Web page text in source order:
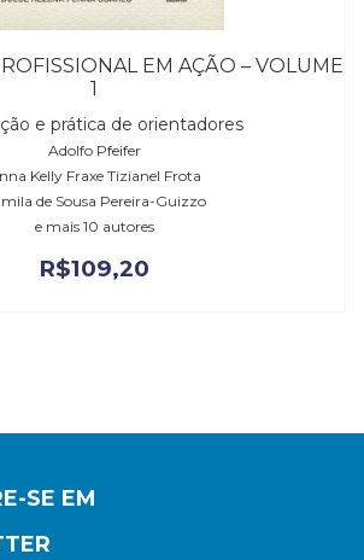
EM AÇÃO – VOLUME
1
e prática de orientadores
Adolfo Pfeifer
Kelly Fraxe Tizianel Frota
de Sousa Pereira-Guizzo
e mais 10 autores
R$109,20
SE EM